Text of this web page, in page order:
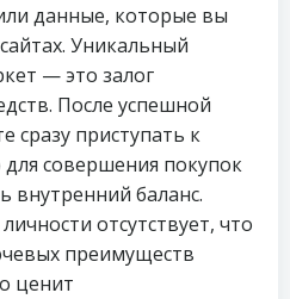
данные, которые вы
Уникальный
— это залог
После успешной
сразу приступать к
совершения покупок
внутренний баланс.
отсутствует, что
преимуществ
ценит